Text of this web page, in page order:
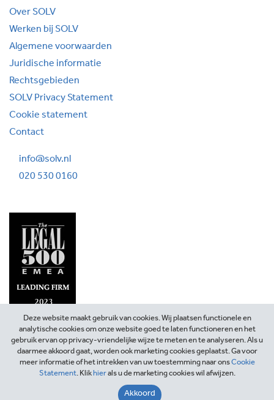
Over SOLV
Werken bij SOLV
Algemene voorwaarden
Juridische informatie
Rechtsgebieden
SOLV Privacy Statement
Cookie statement
Contact
info@solv.nl
020 530 0160
©2026 SOLV Advocaten
Deze website maakt gebruik van cookies. Wij plaatsen functionele en
analytische cookies om onze website goed te laten functioneren en het
gebruik ervan op privacy-vriendelijke wijze te meten en te analyseren. Als u
daarmee akkoord gaat, worden ook marketing cookies geplaatst. Ga voor
meer informatie of het intrekken van uw toestemming naar onsCookie
Statement. Klikhierals u de marketing cookies wil afwijzen.
Akkoord